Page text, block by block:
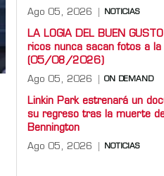
Ago 05, 2026 NOTICIAS
LA LOGIA DEL BUEN
ricos nunca sacan fotos a la
(05/08/2026)
Ago 05, 2026 ON DEMAND
Linkin Park estrenará un
su regreso tras la muerte
Bennington
Ago 05, 2026 NOTICIAS